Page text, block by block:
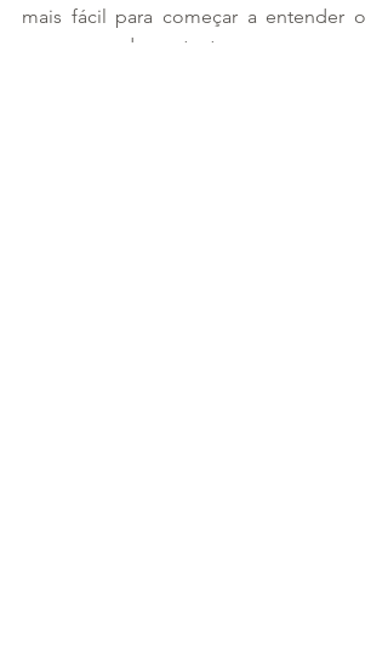
mais fácil para começar a entender o
porque de tantos processos.